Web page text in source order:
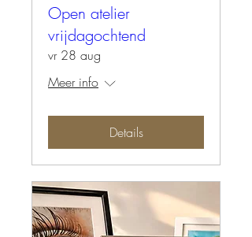
Open atelier
vrijdagochtend
vr 28 aug
Meer info
Details